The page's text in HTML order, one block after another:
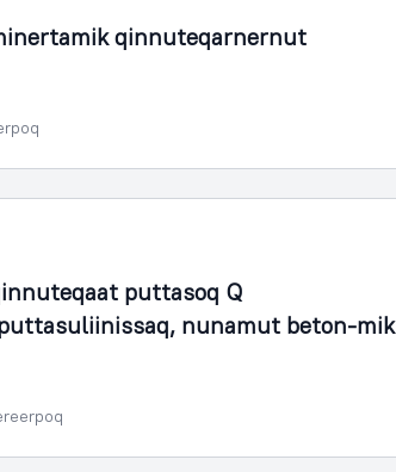
qinnuteqarnernut
puttasoq Q
nunamut beton-mik